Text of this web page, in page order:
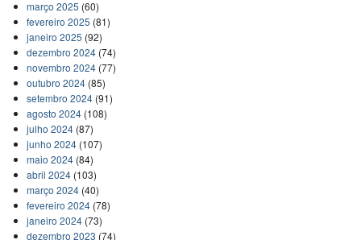
março 2025 (60)
fevereiro 2025 (81)
janeiro 2025 (92)
dezembro 2024(74)
novembro 2024(77)
outubro 2024(85)
setembro 2024(91)
agosto 2024(108)
julho 2024(87)
junho 2024(107)
maio 2024(84)
abril 2024(103)
março 2024(40)
fevereiro 2024(78)
janeiro 2024(73)
dezembro 2023 (74)